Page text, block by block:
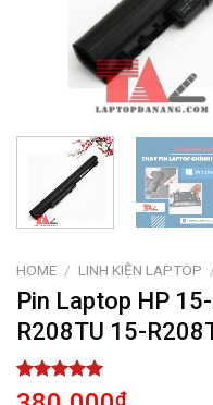
HOME / LINH KIỆN LAPTOP
Pin Laptop HP
R208TU 15-
Rated
5.00
1 ₫